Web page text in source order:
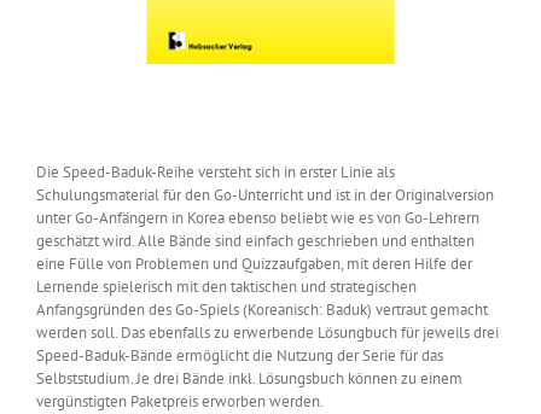
Die Speed-Baduk-Reihe versteht sich in erster Linie als
Schulungsmaterial für den Go-Unterricht und ist in der Originalversion
unter Go-Anfängern in Korea ebenso beliebt wie es von Go-Lehrern
geschätzt wird. Alle Bände sind einfach geschrieben und enthalten
eine Fülle von Problemen und Quizzaufgaben, mit deren Hilfe der
Lernende spielerisch mit den taktischen und strategischen
Anfangsgründen des Go-Spiels (Koreanisch: Baduk) vertraut gemacht
werden soll. Das ebenfalls zu erwerbende Lösungbuch für jeweils drei
Speed-Baduk-Bände ermöglicht die Nutzung der Serie für das
Selbststudium. Je drei Bände inkl. Lösungsbuch können zu einem
vergünstigten Paketpreis erworben werden.